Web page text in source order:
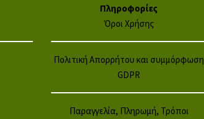
Πληροφορίες
Όροι Χρήσης
Πολιτική Απορρήτου και συμμόρφωση
GDPR
Παραγγελία, Πληρωμή, Τρόποι